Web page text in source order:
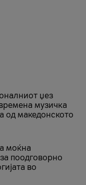
џез
музичка
од македонското
моќна
поодговорно
во